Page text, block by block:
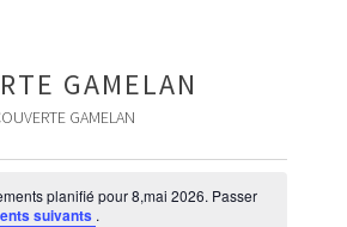
GAMELAN
GAMELAN
planifié pour 8,mai 2026. Passer
suivants .